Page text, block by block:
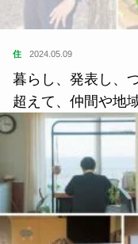
住 2024.05.09
暮らし、発表し、
超えて、仲間や地